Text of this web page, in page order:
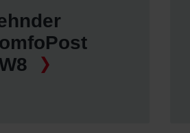
Privacyverklaringen
Privacy Policy
o ochronie danych Zehnder